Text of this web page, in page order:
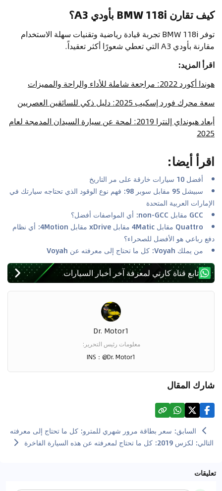
كيف تقارن BMW 118i بأودي A3؟
توفر BMW 118i تجربة قيادة رياضية وتقنيات سهلة الاستخدام
مقارنة بأودي A3 التي تعطي شعورًا أكثر تعقيداً.
اقرأ المزيد:
هوندا أكورد 2022: مراجعة شاملة للأداء والراحة والمميزات
سعة محرك فورد إسكيب 2025: دليل ذكي للسائقين العصريين
أبعاد هيونداي إلنترا 2019: لمحة عن سيارة السيدان المدمجة لعام
2025
اقرأ أيضا:
أفضل 10 سيارات خارقة على مر التاريخ
سبيشل 95 مقابل سوبر 98: فهم نوع الوقود الذي تحتاجه سيارتك في
الإمارات العربية المتحدة
GCC مقابل non-GCC: أي المواصفات أفضل؟
Quattro مقابل 4Matic مقابل xDrive مقابل 4Motion: أي نظام
دفع رباعي هو الأفضل للصحراء؟
من يملك Voyah: كل ما تحتاج إلى معرفته عن Voyah
تابع قناة كارتي لمعرفة آخر أخبار السيارات
Dr. Motor1
معلومات رئيس التحرير :
INS：@Dr. Motor1
شارك المقال
السابق: سعر بطاقة مرور شهري للمترو: كل ما تحتاج إلى معرفته
التالي: لكزس 2019: كل ما تحتاج لمعرفته عن هذه السيارة الفاخرة
تعليقات